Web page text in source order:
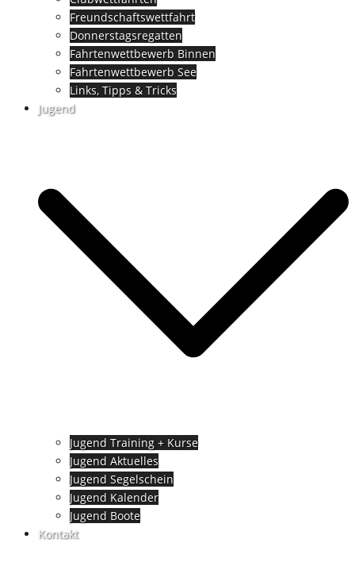
Freundschaftswettfahrt
Donnerstagsregatten
Fahrtenwettbewerb Binnen
Fahrtenwettbewerb See
Links, Tipps & Tricks
Jugend
Jugend Training + Kurse
Jugend Aktuelles
Jugend Segelschein
Jugend Kalender
Jugend Boote
Kontakt